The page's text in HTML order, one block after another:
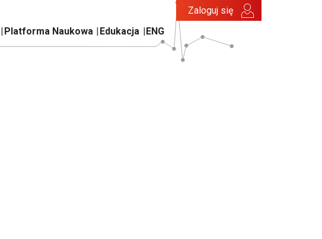
Platforma Naukowa Edukacja ENG
Zaloguj się